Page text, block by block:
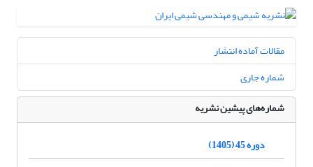
مقالات آماده انتشار
شماره جاری
شماره‌های پیشین نشریه
دوره 45 (1405)